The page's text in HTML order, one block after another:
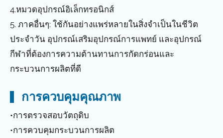
4.หมวดอุปกรณ์อิเล็กทรอนิกส์
5. ภาคอื่นๆ: ใช้กันอย่างแพร่หลายในสิ่งจำเป็นในชีวิต
ประจำวัน อุปกรณ์เสริมอุปกรณ์การแพทย์ และอุปกรณ์
กีฬาที่ต้องการความต้านทานการกัดกร่อนและ
กระบวนการผลิตที่ดี
การควบคุมคุณภาพ
•การตรวจสอบวัตถุดิบ
•การควบคุมกระบวนการผลิต